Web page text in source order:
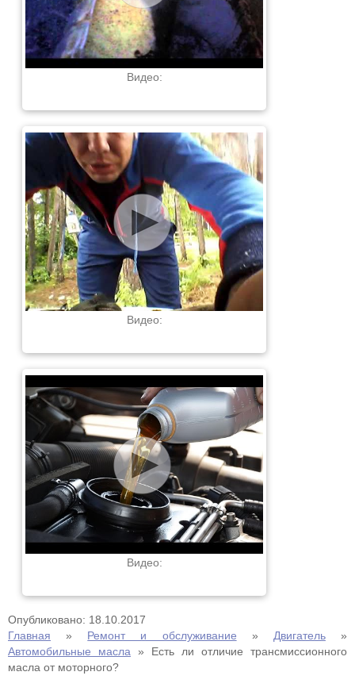
Видео:
Видео:
Видео:
Опубликовано: 18.10.2017
Главная » Ремонт и обслуживание » Двигатель»
Автомобильные масла » Есть ли отличие трансмиссионного
масла от моторного?